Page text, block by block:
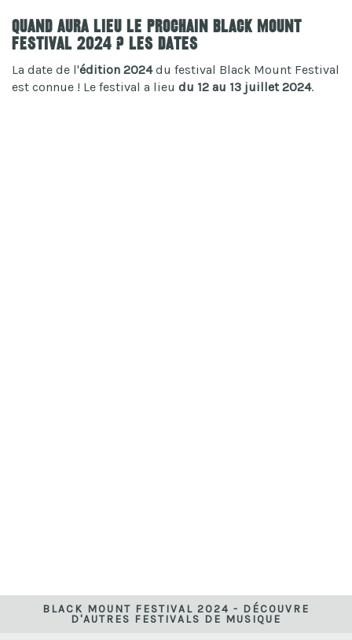
Quand aura lieu le prochain Black Mount
Festival 2024 ? Les dates
La date de l'édition 2024du festival Black Mount Festival
est connue ! Le festival a lieu du 12 au 13 juillet 2024.
BLACK MOUNT FESTIVAL 2024 - DÉCOUVRE
D'AUTRES FESTIVALS DE MUSIQUE